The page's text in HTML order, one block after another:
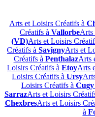
Arts et Loisirs Créatifs à
Créatifs à VallorbeArts
(VD)Arts et Loisirs
Créatifs à SavignyArts et
Créatifs à PenthalazArts
Loisirs Créatifs à EtoyArts
Loisirs Créatifs à Ursy
Loisirs Créatifs à
SarrazArts et Loisirs
ChexbresArts et Loisirs
à